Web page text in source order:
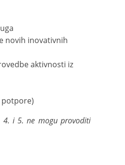
novih inovativnih
aktivnosti iz
potpore)
4. i 5. ne mogu provoditi